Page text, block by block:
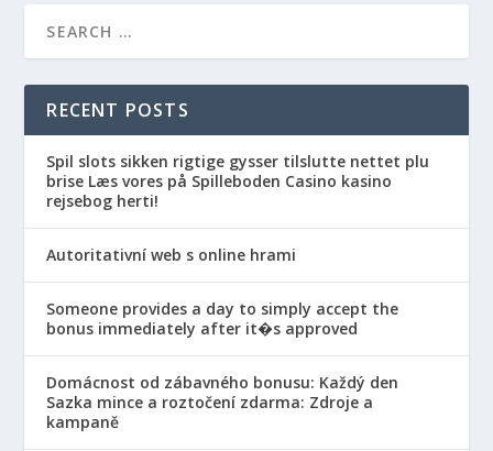
RECENT POSTS
Spil slots sikken rigtige gysser tilslutte nettet plu
brise Læs vores på Spilleboden Casino kasino
rejsebog herti!
Autoritativní web s online hrami
Someone provides a day to simply accept the
bonus immediately after it�s approved
Domácnost od zábavného bonusu: Každý den
Sazka mince a roztočení zdarma: Zdroje a
kampaně